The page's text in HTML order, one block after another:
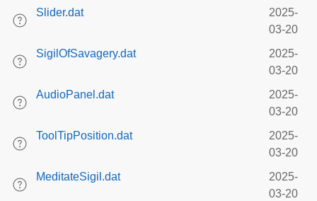
Slider.dat
2025-
03-20
SigilOfSavagery.dat
2025-
03-20
AudioPanel.dat
2025-
03-20
ToolTipPosition.dat
2025-
03-20
MeditateSigil.dat
2025-
03-20